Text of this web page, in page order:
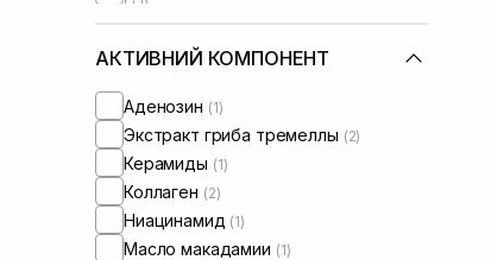
Кожа лица с нарушенным
барьером(+2)
Кожа лица с нарушенным
АКТИВНИЙ КОМПОНЕНТ
Аденозин (1)
Экстракт гриба тремеллы (2)
Керамиды (1)
Коллаген (2)
Ниацинамид (1)
Масло макадамии (1)